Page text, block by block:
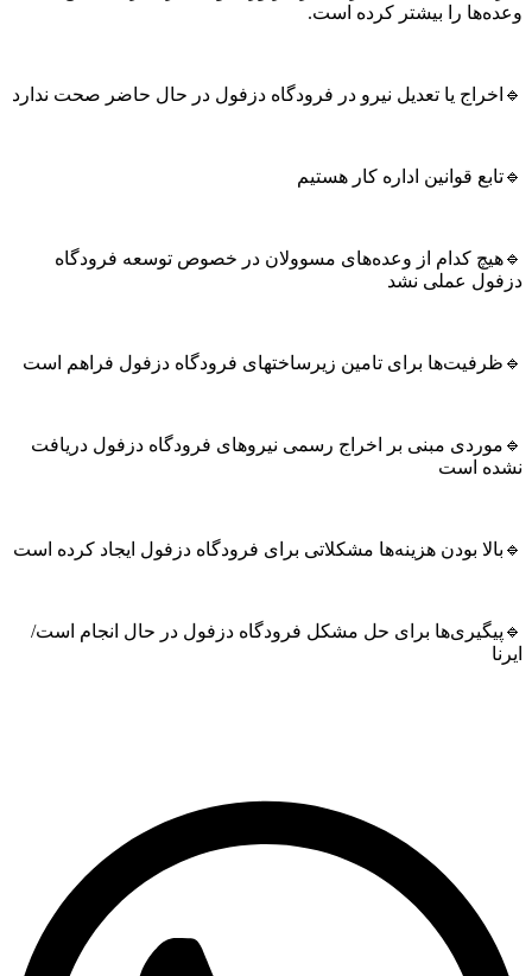
را بیشتر کرده است.
یا تعدیل نیرو در فرودگاه دزفول در حال حاضر صحت ندارد
قوانین اداره کار هستیم
کدام از وعده‌های مسوولان در خصوص توسعه فرودگاه
عملی نشد
برای تامین زیرساختهای فرودگاه دزفول فراهم است
مبنی بر اخراج رسمی نیروهای فرودگاه دزفول دریافت
است
بودن هزینه‌ها مشکلاتی برای فرودگاه دزفول ایجاد کرده است
برای حل مشکل فرودگاه دزفول در حال انجام است/